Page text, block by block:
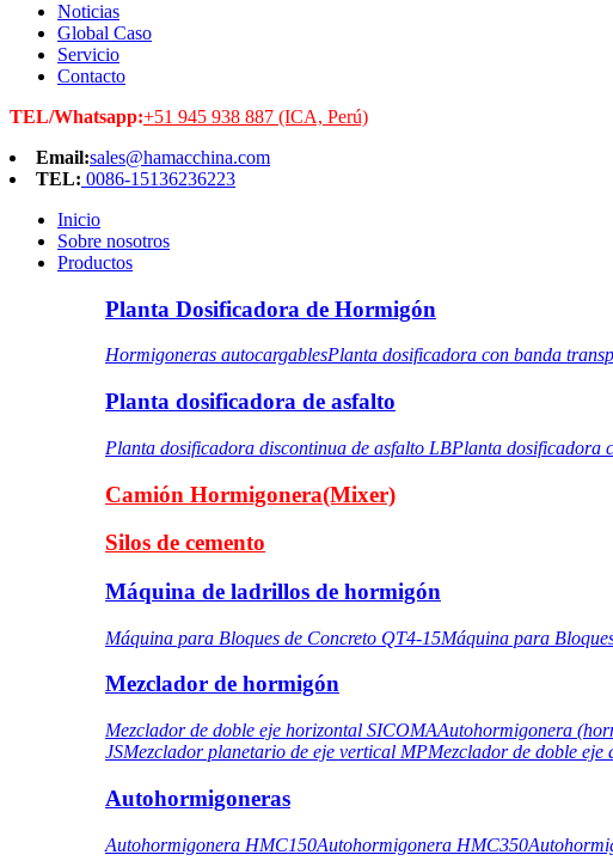
Noticias
Global Caso
Servicio
Contacto
TEL/Whatsapp:+51 945 938 887 (ICA, Perú)
Email:sales@hamacchina.com
TEL: 0086-15136236223
Inicio
Sobre nosotros
Productos
Planta Dosificadora de Hormigón
Hormigoneras autocargablesPlanta dosificadora con banda
Planta dosificadora de asfalto
Planta dosificadora discontinua de asfalto LBPlanta dosificadora
Camión Hormigonera(Mixer)
Silos de cemento
Máquina de ladrillos de hormigón
Máquina para Bloques de Concreto QT4-15Máquina para
Mezclador de hormigón
Mezclador de doble eje horizontal SICOMAAutohormigonera
JSMezclador planetario de eje vertical MPMezclador de doble eje
Autohormigoneras
Autohormigonera HMC150Autohormigonera HMC350